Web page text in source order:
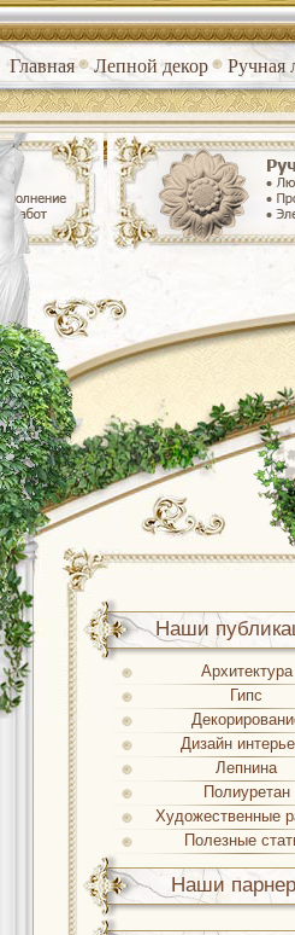
Главная Лепной декор Ручная
Наши
Архитектура
Гипс
Дизайн
Лепнина
Полиуретан
Художественные
Полезные
Наши